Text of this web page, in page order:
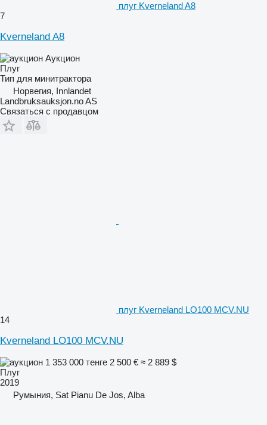
плуг Kverneland A8
7
Kverneland A8
Аукцион
Плуг
Тип для минитрактора
Норвегия, Innlandet
Landbruksauksjon.no AS
Связаться с продавцом
плуг Kverneland LO100 MCV.NU
14
Kverneland LO100 MCV.NU
1 353 000 тенге 2 500 € ≈ 2 889 $
Плуг
2019
Румыния, Sat Pianu De Jos, Alba